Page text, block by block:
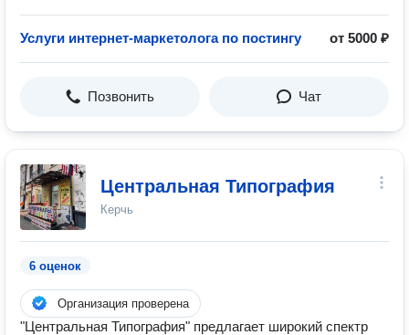
Услуги интернет-маркетолога по постингу от 5000 ₽
Позвонить Чат
Центральная Типография
Керчь
6 оценок
Организация проверена
"Центральная Типография" предлагает широкий спектр